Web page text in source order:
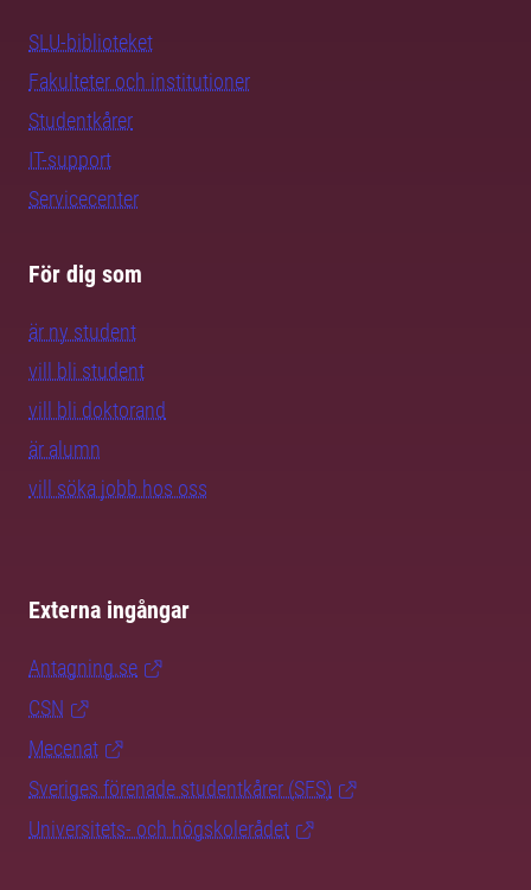
SLU-biblioteket
Fakulteter och institutioner
Studentkårer
IT-support
Servicecenter
För dig som
är ny student
vill bli student
vill bli doktorand
är alumn
vill söka jobb hos oss
Externa ingångar
Antagning.se
CSN
Mecenat
Sveriges förenade studentkårer (SFS)
Universitets- och högskolerådet